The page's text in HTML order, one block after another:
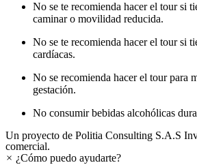
No se te recomienda hacer el tour si
caminar o movilidad reducida.
No se te recomienda hacer el tour si
cardíacas.
No se recomienda hacer el tour para
gestación.
No consumir bebidas alcohólicas
Un proyecto de Politia Consulting S.A.S
comercial.
× ¿Cómo puedo ayudarte?